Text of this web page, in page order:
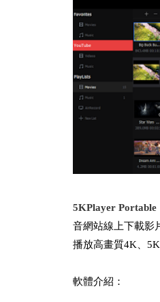
5KPlayer Portable
音網站線上下載影
播放高畫質4K、
軟體介紹：